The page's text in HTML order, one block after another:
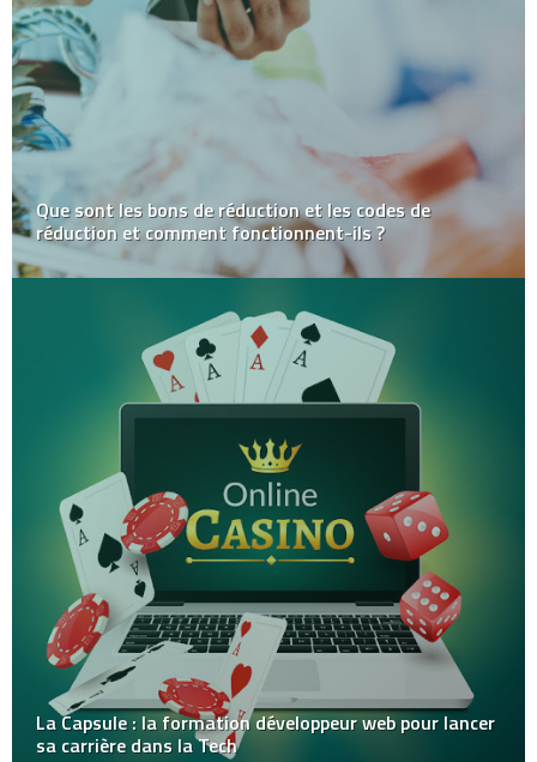
Que sont les bons de réduction et les codes de
réduction et comment fonctionnent-ils ?
La Capsule : la formation développeur web pour lancer
sa carrière dans la Tech